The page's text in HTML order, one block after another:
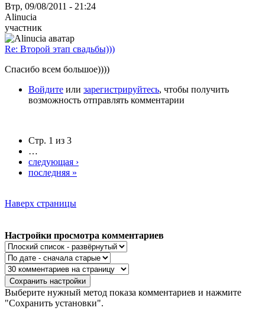
Втр, 09/08/2011 - 21:24
Alinucia
участник
Re: Второй этап свадьбы)))
Спасибо всем большое))))
Войдите или зарегистрируйтесь, чтобы получить
возможность отправлять комментарии
Стр. 1 из 3
…
следующая ›
последняя »
Наверх страницы
Настройки просмотра комментариев
Выберите нужный метод показа комментариев и нажмите
"Сохранить установки".